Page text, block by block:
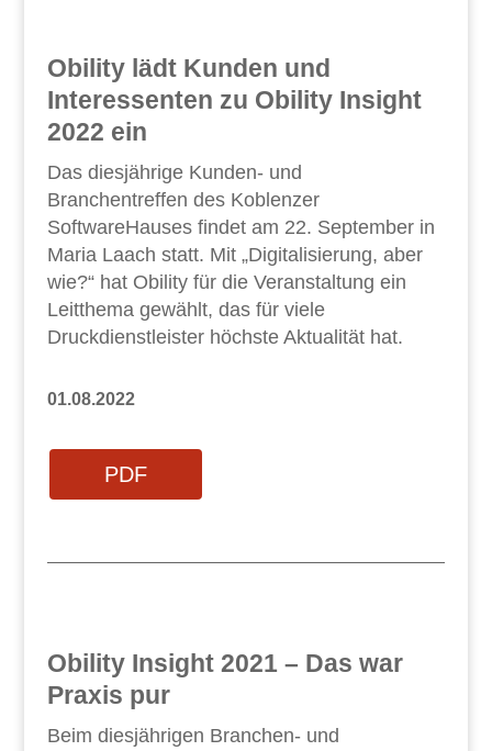
Obility lädt Kunden und
Interessenten zu Obility Insight
2022 ein
Das diesjährige Kunden- und
Branchentreffen des Koblenzer
SoftwareHauses findet am 22. September in
Maria Laach statt. Mit „Digitalisierung, aber
wie?“ hat Obility für die Veranstaltung ein
Leitthema gewählt, das für viele
Druckdienstleister höchste Aktualität hat.
01.08.2022
PDF
Obility Insight 2021 – Das war
Praxis pur
Beim diesjährigen Branchen- und